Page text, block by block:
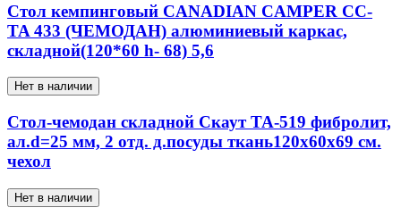
Стол кемпинговый CANADIAN CAMPER CC-
TA 433 (ЧЕМОДАН) алюминиевый каркас,
складной(120*60 h- 68) 5,6
Нет в наличии
Стол-чемодан складной Скаут TA-519 фибролит,
ал.d=25 мм, 2 отд. д.посуды ткань120х60х69 см.
чехол
Нет в наличии